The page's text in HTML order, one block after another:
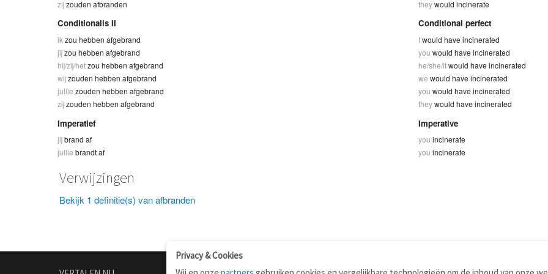
zijzouden afbranden
theywould incinerate
Conditionalis II
ik zou hebben afgebrand
jijzou hebben afgebrand
hij/zij/hetzou hebben afgebrand
wijzouden hebben afgebrand
jullie zouden hebben afgebrand
zijzouden hebben afgebrand
Conditional perfect
Iwould have incinerated
you would have incinerated
he/she/itwould have incinerated
we would have incinerated
you would have incinerated
theywould have incinerated
Imperatief
jijbrand af
jullie brandt af
Imperative
you incinerate
you incinerate
Verwijzingen
Bekijk 1 definitie(s) van afbranden
Privacy & Cookies